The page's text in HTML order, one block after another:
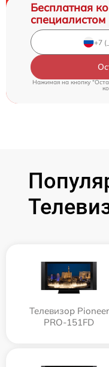
Бесплатная
специалистом
Нажимая на кнопку
Телевизор Pioneer
PRO-151FD